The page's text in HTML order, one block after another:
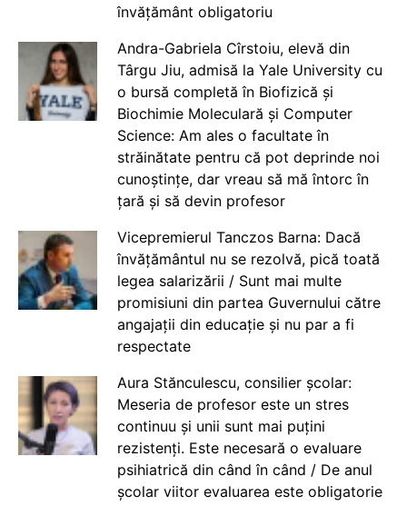
învățământ obligatoriu
Andra-Gabriela Cîrstoiu, elevă din
Târgu Jiu, admisă la Yale University cu
o bursă completă în Biofizică și
Biochimie Moleculară și Computer
Science: Am ales o facultate în
străinătate pentru că pot deprinde noi
cunoștințe, dar vreau să mă întorc în
țară și să devin profesor
Vicepremierul Tanczos Barna: Dacă
învățământul nu se rezolvă, pică toată
legea salarizării / Sunt mai multe
promisiuni din partea Guvernului către
angajații din educație și nu par a fi
respectate
Aura Stănculescu, consilier școlar:
Meseria de profesor este un stres
continuu și unii sunt mai puțini
rezistenți. Este necesară o evaluare
psihiatrică din când în când / De anul
școlar viitor evaluarea este obligatorie